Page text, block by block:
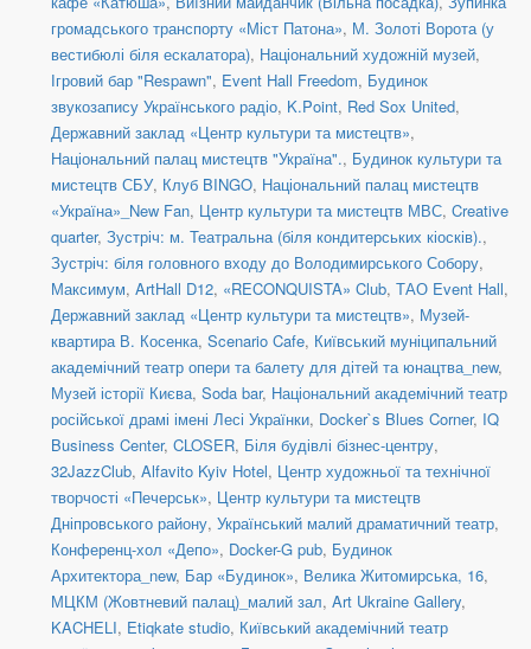
громадського транспорту «Міст Патона», М. Золоті Ворота (у
вестибюлі біля ескалатора), Національний художній музей,
Ігровий бар "Respawn", Event Hall Freedom, Будинок
звукозапису Українського радіо, K.Point, Red Sox United,
Державний заклад «Центр культури та мистецтв»,
Національний палац мистецтв "Україна"., Будинок культури та
мистецтв СБУ, Клуб BINGO, Національний палац мистецтв
«Україна»_New Fan, Центр культури та мистецтв МВС, Creative
quarter, Зустріч: м. Театральна (біля кондитерських кіосків).,
Зустріч: біля головного входу до Володимирського Собору,
Максимум, ArtHall D12, «RECONQUISTA» Club, ТАО Event Hall,
Державний заклад «Центр культури та мистецтв», Музей-
квартира В. Косенка, Scenario Cafe, Київський муніципальний
академічний театр опери та балету для дітей та юнацтва_new,
Музей історії Києва, Soda bar, Національний академічний театр
російської драмі імені Лесі Українки, Docker`s Blues Corner, IQ
Business Center, CLOSER, Біля будівлі бізнес-центру,
32JazzClub, Alfavito Kyiv Hotel, Центр художньої та технічної
творчості «Печерськ», Центр культури та мистецтв
Дніпровського району, Український малий драматичний театр,
Конференц-хол «Депо», Docker-G pub, Будинок
Архитектора_new, Бар «Будинок», Велика Житомирська, 16,
МЦКМ (Жовтневий палац)_малий зал, Art Ukraine Gallery,
KACHELI, Etiqkate studio, Київський академічний театр